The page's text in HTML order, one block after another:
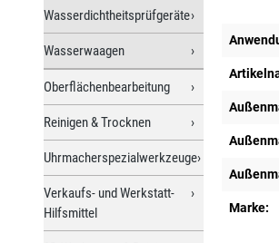
Wasserdichtheitsprüfgeräte
Wasserwaagen
Oberflächenbearbeitung
Reinigen & Trocknen
Uhrmacherspezialwerkzeuge
Verkaufs- und Werkstatt-
Hilfsmittel
Marke: